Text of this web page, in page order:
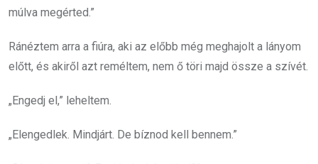
múlva megérted.”
Ránéztem arra a fiúra, aki az előbb még meghajolt a lányom
előtt, és akiről azt reméltem, nem ő töri majd össze a szívét.
„Engedj el,” leheltem.
„Elengedlek. Mindjárt. De bíznod kell bennem.”